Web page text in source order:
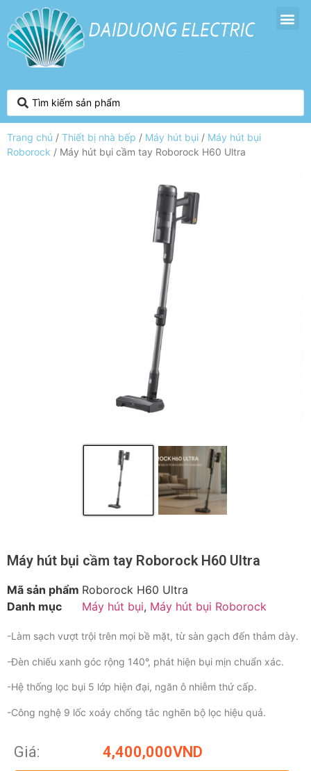
Trang chủ / Thiết bị nhà bếp / Máy hút bụi / Máy hút bụi
Roborock / Máy hút bụi cầm tay Roborock H60 Ultra
Máy hút bụi cầm tay Roborock H60 Ultra
Mã sản phẩm Roborock H60 Ultra
Danh mục
Máy hút bụi, Máy hút bụi Roborock
-Làm sạch vượt trội trên mọi bề mặt, từ sàn gạch đến thảm dày.
-Đèn chiếu xanh góc rộng 140°, phát hiện bụi mịn chuẩn xác.
-Hệ thống lọc bụi 5 lớp hiện đại, ngăn ô nhiễm thứ cấp.
-Công nghệ 9 lốc xoáy chống tắc nghẽn bộ lọc hiệu quả.
Giá: 4,400,000VND